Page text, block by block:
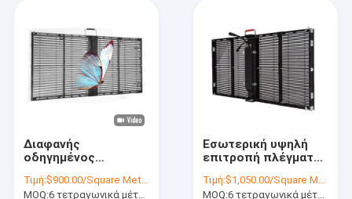
Διαφανής
οδηγημένος
γυαλιού
Τιμή:$900.00/Square Meters 6-49 Square Meters
MOQ:6 τετραγωνικά μέτρα
Εσωτερική υψηλή
επιτροπή πλέγματος
διαφάνειας οθόνης
Τιμή:$1,050.00/Square Meters 6-49 Square Meters
MOQ:6 τετραγωνικά μέτρα